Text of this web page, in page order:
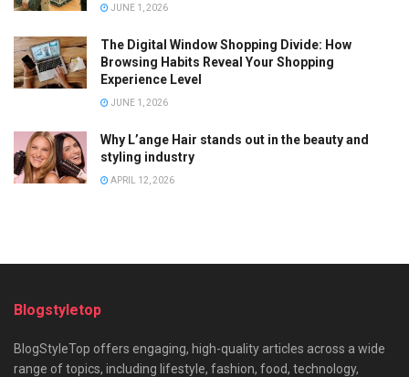
JUNE 1, 2026
The Digital Window Shopping Divide: How
Browsing Habits Reveal Your Shopping
Experience Level
JUNE 1, 2026
Why L’ange Hair stands out in the beauty and
styling industry
APRIL 12, 2026
Blogstyletop
BlogStyleTop offers engaging, high-quality articles across a wide
range of topics, including lifestyle, fashion, food, technology,